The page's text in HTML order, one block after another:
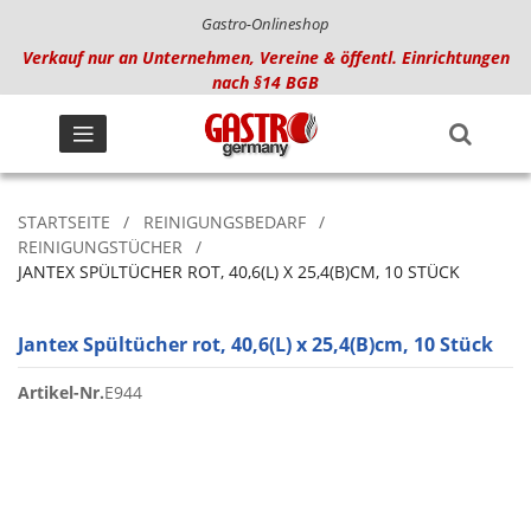
Gastro-Onlineshop
Verkauf nur an Unternehmen, Vereine & öffentl. Einrichtungen
nach §14 BGB
STARTSEITE
REINIGUNGSBEDARF
REINIGUNGSTÜCHER
JANTEX SPÜLTÜCHER ROT, 40,6(L) X 25,4(B)CM, 10 STÜCK
Jantex Spültücher rot, 40,6(L) x 25,4(B)cm, 10 Stück
Artikel-Nr.E944